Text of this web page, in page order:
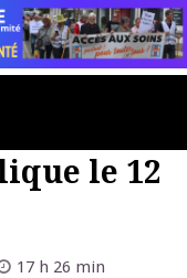
le 12
17 h 26 min